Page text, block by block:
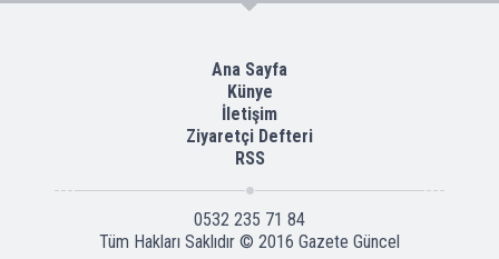
Ana Sayfa
Künye
İletişim
Ziyaretçi Defteri
RSS
0532 235 71 84
Tüm Hakları Saklıdır © 2016 Gazete Güncel